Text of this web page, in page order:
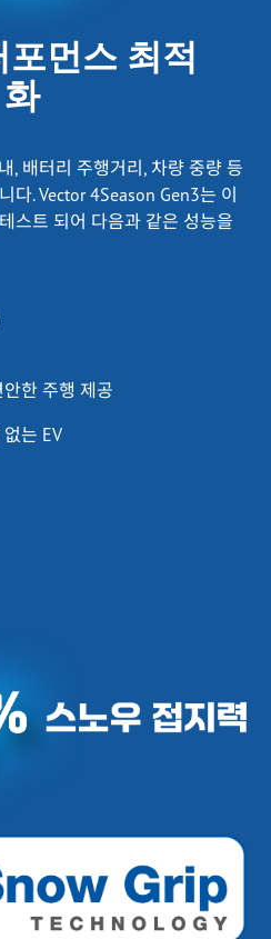
포먼스 최적
화
, 배터리 주행거리, 차량 중량 등
다. Vector 4Season Gen3는 이
스트 되어 다음과 같은 성능을
한 주행 제공
는 EV